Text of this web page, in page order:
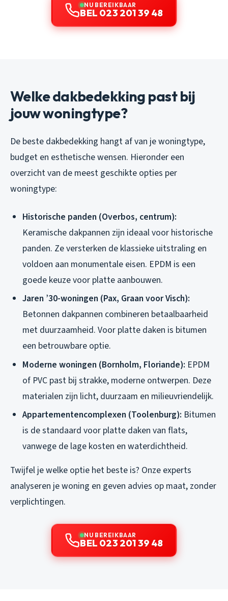
NU BEREIKBAAR
BEL 023 201 39 48
Welke dakbedekking past bij
jouw woningtype?
De beste dakbedekking hangt af van je woningtype,
budget en esthetische wensen. Hieronder een
overzicht van de meest geschikte opties per
woningtype:
Historische panden (Overbos, centrum):
Keramische dakpannen zijn ideaal voor historische
panden. Ze versterken de klassieke uitstraling en
voldoen aan monumentale eisen. EPDM is een
goede keuze voor platte aanbouwen.
Jaren ’30-woningen (Pax, Graan voor Visch):
Betonnen dakpannen combineren betaalbaarheid
met duurzaamheid. Voor platte daken is bitumen
een betrouwbare optie.
Moderne woningen (Bornholm, Floriande): EPDM
of PVC past bij strakke, moderne ontwerpen. Deze
materialen zijn licht, duurzaam en milieuvriendelijk.
Appartementencomplexen (Toolenburg): Bitumen
is de standaard voor platte daken van flats,
vanwege de lage kosten en waterdichtheid.
Twijfel je welke optie het beste is? Onze experts
analyseren je woning en geven advies op maat, zonder
verplichtingen.
NU BEREIKBAAR
BEL 023 201 39 48